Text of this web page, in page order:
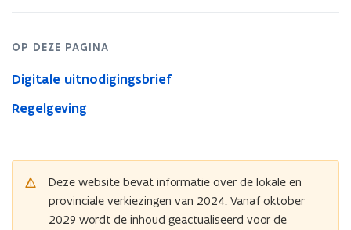
OP DEZE PAGINA
Digitale uitnodigingsbrief
Regelgeving
Deze website bevat informatie over de lokale en
provinciale verkiezingen van 2024. Vanaf oktober
2029 wordt de inhoud geactualiseerd voor de